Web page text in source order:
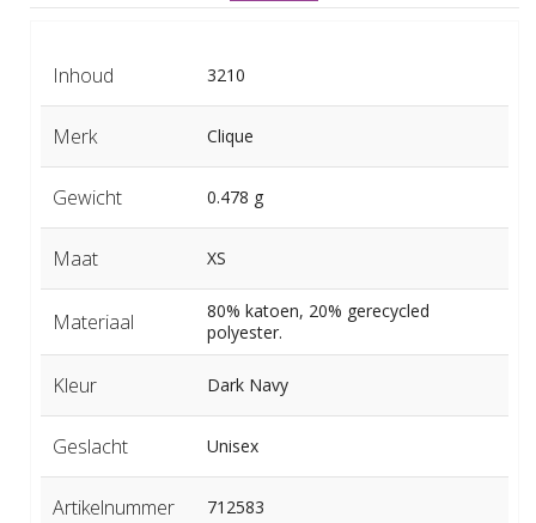
Inhoud 3210
Merk Clique
Gewicht 0.478 g
Maat XS
Materiaal
80% katoen, 20% gerecycled
polyester.
Kleur Dark Navy
Geslacht Unisex
Artikelnummer 712583